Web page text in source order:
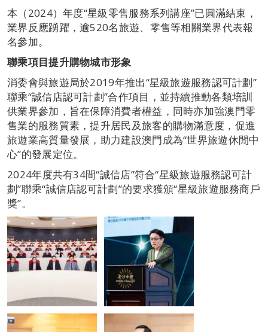
本（2024）年度“星級零售服務系列講座”已圓滿結束，
業界反應踴躍，逾520名旅遊、零售等相關業界代表報
名參加。
聯乘項目提升購物城市形象
消委會與旅遊局於2019年推出“星級旅遊服務認可計劃”
聯乘“誠信店認可計劃”合作項目，並持續推動各類培訓
供業界參加，旨在保障消費者權益，同時亦加強澳門零
售業的服務質素，提升居民及旅客的購物滿意度，促進
旅遊業高質量發展，助力建設澳門成為“世界旅遊休閒中
心”的發展定位。
2024年度共有34間“誠信店”符合“星級旅遊服務認可計
劃”聯乘“誠信店認可計劃”的要求獲頒“星級旅遊服務商戶
獎”。